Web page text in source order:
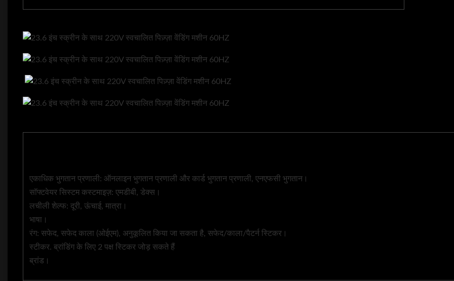
एकाधिक भुगतान प्रणाली: ऑनलाइन भुगतान प्रणाली और कार्ड भुगतान प्रणाली, एनएफसी भुगतान।
सॉफ्टवेयर सिस्टम कस्टमाइज़: एमडीबी, डेक्स।
लचीली शेल्फ: दूरी, ऊंचाई, मात्रा।
भाषा।
रंग: सफेद, सफेद काला (ओईएम), अनुकूलित किया जा सकता है, सफेद/काला/पैटर्न स्टिकर।
स्टीकर. ब्रांडिंग के लिए 2 पक्ष स्टिकर जोड़ सकते हैं
ब्रांड।